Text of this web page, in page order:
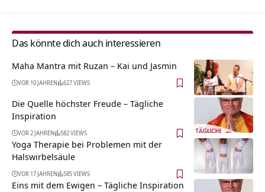
Das könnte dich auch interessieren
Maha Mantra mit Ruzan – Kai und Jasmin
VOR 10 JAHREN 627 VIEWS
Die Quelle höchster Freude – Tägliche
Inspiration
VOR 2 JAHREN 582 VIEWS
Yoga Therapie bei Problemen mit der
Halswirbelsäule
VOR 17 JAHREN 585 VIEWS
Eins mit dem Ewigen – Tägliche Inspiration